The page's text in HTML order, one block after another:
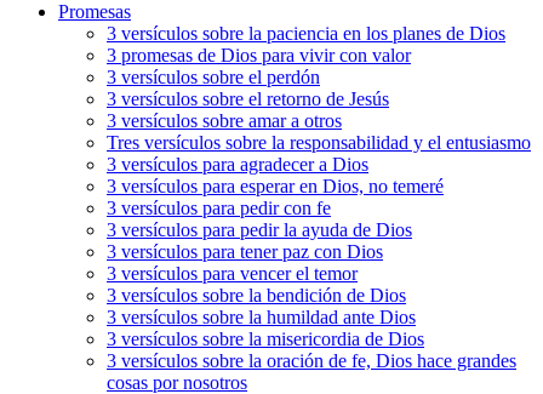
Promesas
3 versículos sobre la paciencia en los planes de Dios
3 promesas de Dios para vivir con valor
3 versículos sobre el perdón
3 versículos sobre el retorno de Jesús
3 versículos sobre amar a otros
Tres versículos sobre la responsabilidad y el entusiasmo
3 versículos para agradecer a Dios
3 versículos para esperar en Dios, no temeré
3 versículos para pedir con fe
3 versículos para pedir la ayuda de Dios
3 versículos para tener paz con Dios
3 versículos para vencer el temor
3 versículos sobre la bendición de Dios
3 versículos sobre la humildad ante Dios
3 versículos sobre la misericordia de Dios
3 versículos sobre la oración de fe, Dios hace grandes
cosas por nosotros